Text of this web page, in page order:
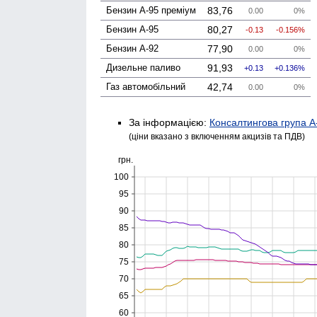
Бензин А-95 преміум 83,76 0.00 0%
Бензин А-95 80,27 -0.13 -0.156%
Бензин А-92 77,90 0.00 0%
Дизельне паливо 91,93 0.13 0.136%
Газ авто­мобільний 42,74 0.00 0%
За інформацією: Консалтингова група
(ціни вказано з включенням акцизів та ПДВ)